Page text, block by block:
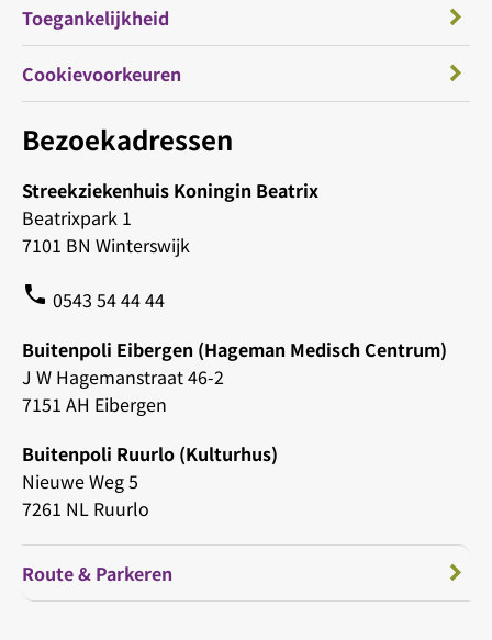
Bezoekadressen
Streekziekenhuis Koningin Beatrix
Beatrixpark 1
7101 BN Winterswijk
phone 0543 54 44 44
Buitenpoli Eibergen (Hageman Medisch Centrum)
J W Hagemanstraat 46-2
7151 AH Eibergen
Buitenpoli Ruurlo (Kulturhus)
Nieuwe Weg 5
7261 NL Ruurlo
Route & Parkeren
Toegankelijkheid
Cookievoorkeuren